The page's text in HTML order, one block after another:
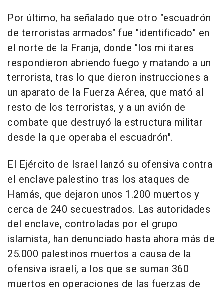
Por último, ha señalado que otro "escuadrón
de terroristas armados" fue "identificado" en
el norte de la Franja, donde "los militares
respondieron abriendo fuego y matando a un
terrorista, tras lo que dieron instrucciones a
un aparato de la Fuerza Aérea, que mató al
resto de los terroristas, y a un avión de
combate que destruyó la estructura militar
desde la que operaba el escuadrón".
El Ejército de Israel lanzó su ofensiva contra
el enclave palestino tras los ataques de
Hamás, que dejaron unos 1.200 muertos y
cerca de 240 secuestrados. Las autoridades
del enclave, controladas por el grupo
islamista, han denunciado hasta ahora más de
25.000 palestinos muertos a causa de la
ofensiva israelí, a los que se suman 360
muertos en operaciones de las fuerzas de